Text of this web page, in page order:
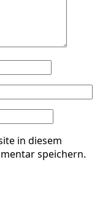
in diesem
speichern.